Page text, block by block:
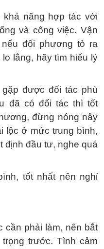
năng hợp tác với
và công việc. Vận
đối phương tỏ ra
lắng, hãy tìm hiểu lý
được đối tác phù
đã có đối tác thì tốt
đừng nóng nảy
lộc ở mức trung bình,
định đầu tư, nghe quá
tốt nhất nên nghỉ
cần phải làm, nên bắt
trước. Tình cảm